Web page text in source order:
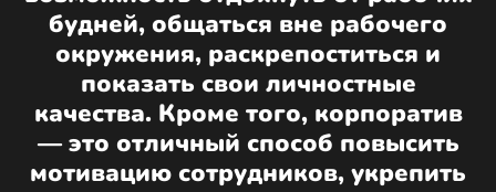
будней, общаться вне рабочего
окружения, раскрепоститься и
показать свои личностные
качества. Кроме того, корпоратив
— это отличный способ повысить
мотивацию сотрудников, укрепить